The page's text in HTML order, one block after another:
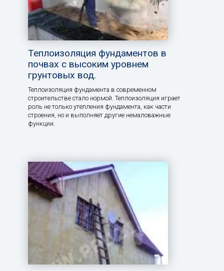
Теплоизоляция фундаментов в
почвах с высоким уровнем
грунтовых вод.
Теплоизоляция фундамента в современном
строительстве стало нормой. Теплоизоляция играет
роль не только утепления фундамента, как части
строения, но и выполняет другие немаловажные
функции.